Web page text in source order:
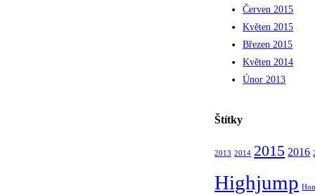
Červen 2015
Květen 2015
Březen 2015
Květen 2014
Únor 2013
Štítky
2013 2014 2015 2016
Highjump